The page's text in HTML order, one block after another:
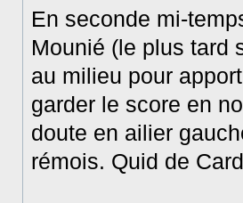
En seconde mi-
Mounié (le plus tard
au milieu pour
garder le score en
doute en ailier
rémois. Quid de